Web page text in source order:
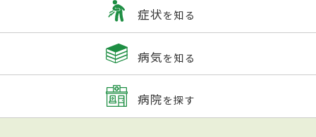
症状を知る
病気を知る
病院を探す